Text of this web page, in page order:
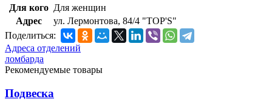
Для кого Для женщин
Адрес
ул. Лермонтова, 84/4 "TOP'S"
Поделиться:
Адреса отделений
ломбарда
Рекомендуемые товары
Подвеска